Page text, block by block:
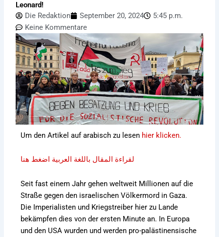
Leonard!
Die Redaktion
September 20, 2024
5:45 p.m.
Keine Kommentare
Um den Artikel auf arabisch zu lesen hier klicken.
لقراءة المقال باللغة العربية اضغط هنا
Seit fast einem Jahr gehen weltweit Millionen auf die
Straße gegen den israelischen Völkermord in Gaza.
Die Imperialisten und Kriegstreiber hier zu Lande
bekämpfen dies von der ersten Minute an. In Europa
und den USA wurden und werden pro-palästinensische